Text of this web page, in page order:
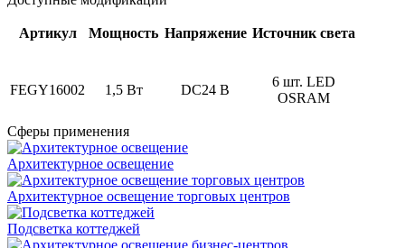
Артикул Мощность Напряжение Источник света
FEGY16002 1,5 Вт DC24 В
6 шт. LED
OSRAM
Сферы применения
Архитектурное освещение
Архитектурное освещение торговых центров
Подсветка коттеджей